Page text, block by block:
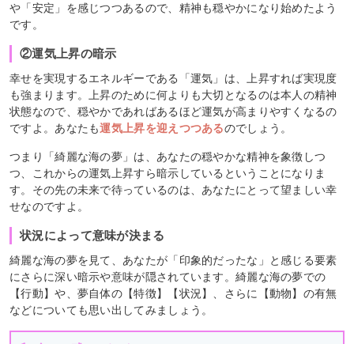
や「安定」を感じつつあるので、精神も穏やかになり始めたよう
です。
②運気上昇の暗示
幸せを実現するエネルギーである「運気」は、上昇すれば実現度
も強まります。上昇のために何よりも大切となるのは本人の精神
状態なので、穏やかであればあるほど運気が高まりやすくなるの
ですよ。あなたも運気上昇を迎えつつあるのでしょう。
つまり「綺麗な海の夢」は、あなたの穏やかな精神を象徴しつ
つ、これからの運気上昇すら暗示しているということになりま
す。その先の未来で待っているのは、あなたにとって望ましい幸
せなのですよ。
状況によって意味が決まる
綺麗な海の夢を見て、あなたが「印象的だったな」と感じる要素
にさらに深い暗示や意味が隠されています。綺麗な海の夢での
【行動】や、夢自体の【特徴】【状況】、さらに【動物】の有無
などについても思い出してみましょう。